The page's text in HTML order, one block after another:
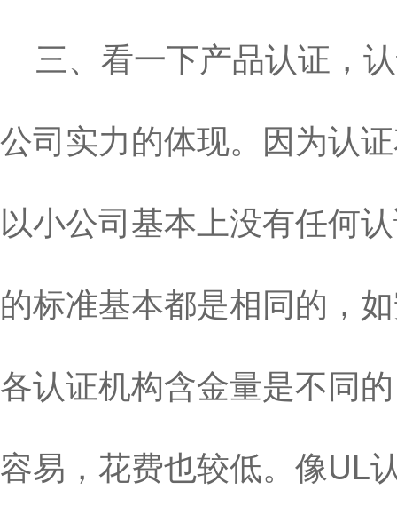
三、看一下产品认证，
公司实力的体现。因为认
以小公司基本上没有任何
的标准基本都是相同的，
各认证机构含金量是不同
容易，花费也较低。像UL